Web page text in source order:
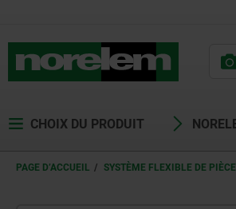
CHOIX DU PRODUIT
PAGE D’ACCUEIL SYSTÈME FLEXIBLE DE